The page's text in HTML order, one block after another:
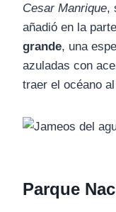
Cesar Manrique,
añadió en la
grande, una
azuladas con
traer el océano
Parque